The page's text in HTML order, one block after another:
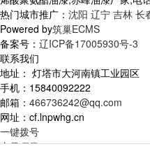
热门城市推广： 沈阳 辽宁 吉林 长
Powered by筑巢ECMS
备案号： 辽ICP备17005930号-3
联系我们
地址： 灯塔市大河南镇工业园区
手机：15840092222
邮箱： 466736242@qq.com
网址：cf.lnpwhg.cn
一键拨号
产品项目